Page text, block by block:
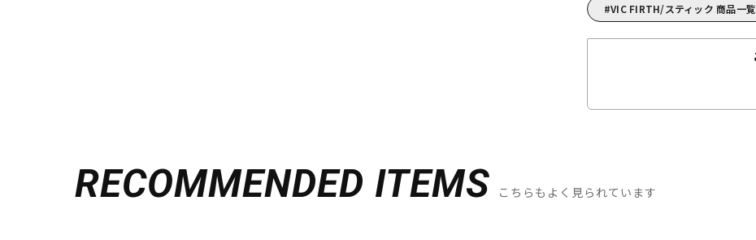
VIC FIRTH/スティック 商品一覧
RECOMMENDED ITEMS こちらもよく見られています